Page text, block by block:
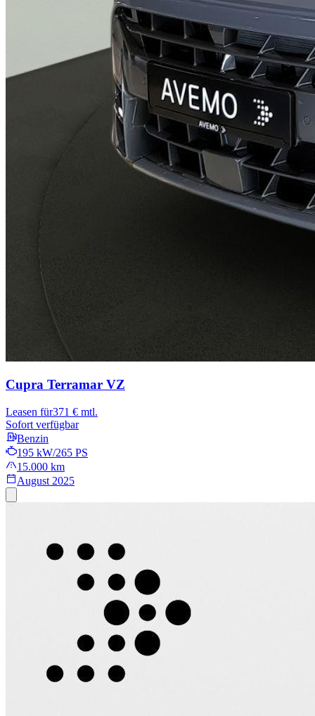
Cupra Terramar VZ
Leasen für371 € mtl.
Sofort verfügbar
Benzin
195 kW/265 PS
15.000 km
August 2025